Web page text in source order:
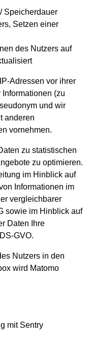
Speicherdauer
Setzen einer
des Nutzers auf
Adressen vor ihrer
(zu
und wir
anderen
vornehmen.
zu statistischen
zu optimieren.
im Hinblick auf
Informationen im
vergleichbarer
sowie im Hinblick auf
Daten Ihre
GVO.
Nutzers in den
wird Matomo
mit Sentry